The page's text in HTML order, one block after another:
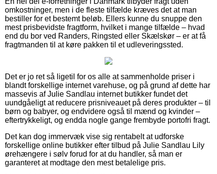
omkostninger, men i de fleste tilfælde kræves det at man
bestiller for et bestemt beløb. Ellers kunne du snuppe den
mest prisbevidste fragtform, hvilket i mange tilfælde – hvad
end du bor ved Randers, Ringsted eller Skælskør – er at få
fragtmanden til at køre pakken til et udleveringssted.
Det er jo ret så ligetil for os alle at sammenholde priser i
blandt forskellige internet varehuse, og på grund af dette har
massevis af Julie Sandlau internet butikker fundet det
uundgåeligt at reducere prisniveauet på deres produkter – til
børn og babyer, og endvidere også til mænd og kvinder –
eftertrykkeligt, og endda nogle gange frembyde portofri fragt.
Det kan dog immervæk vise sig rentabelt at udforske
forskellige online butikker efter tilbud på Julie Sandlau Lily
ørehængere i sølv forud for at du handler, så man er
garanteret at modtage den mest betalelige pris.